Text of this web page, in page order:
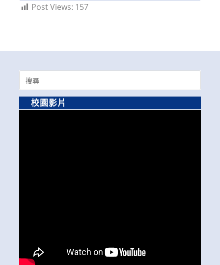
Post Views: 157
Search
for:
校園影片